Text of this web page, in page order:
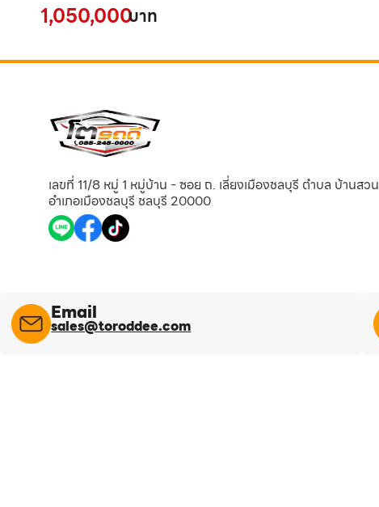
1,050,000บาท
เลขที่ 11/8 หมู่ 1 หมู่บ้าน - ซอย ถ. เลี่ยงเมืองชลบุรี ตำบล บ้านสวน
อำเภอเมืองชลบุรี ชลบุรี 20000
Email
sales@toroddee.com